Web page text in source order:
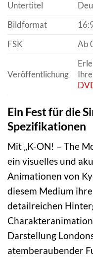
Untertitel
Bildformat
FSK
Ab
Veröffentlichung
Ein Fest für die
Spezifikationen
Mit „K-ON! – The
ein visuelles und
Animationen von
diesem Medium
detailreichen
Darstellung
atemberaubender